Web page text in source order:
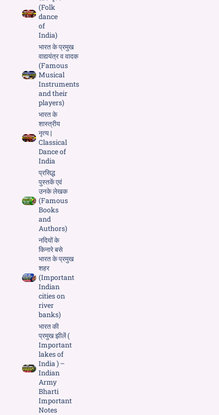
(Folk
dance
of
India)
भारत के प्रमुख
वाद्ययंत्र व वादक
(Famous
Musical
Instruments
and their
players)
भारत के
शास्त्रीय
नृत्य |
Classical
Dance of
India
प्रसिद्ध
पुस्तकें एवं
उनके लेखक
(Famous
Books
and
Authors)
नदियों के
किनारे बसे
भारत के प्रमुख
शहर
(Important
Indian
cities on
river
banks)
भारत की
प्रमुख झीलें (
Important
lakes of
India ) –
Indian
Army
Bharti
Important
Notes